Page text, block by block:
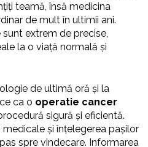
teamă, însă medicina
de mult în ultimii ani.
extrem de precise,
la o viață normală și
de ultimă oră și la
ca o operatie cancer
sigură și eficientă.
și înțelegerea pașilor
spre vindecare. Informarea